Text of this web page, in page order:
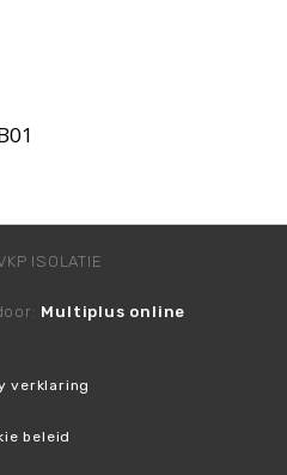
ISOLATIE
Multiplus online
verklaring
beleid